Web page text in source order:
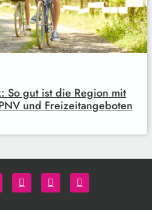
So gut ist die Region mit
und Freizeitangeboten